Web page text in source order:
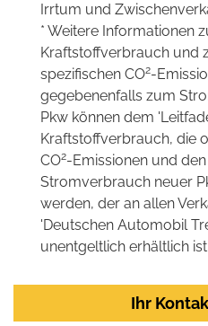
Irrtum und
* Weitere Informationen
Kraftstoffverbrauch und
spezifischen CO2-
gegebenenfalls zum
Pkw können dem
Kraftstoffverbrauch, die
CO2-Emissionen und
Stromverbrauch neuer
werden, der an allen
'Deutschen Automobil
unentgeltlich erhältlich
Ihr